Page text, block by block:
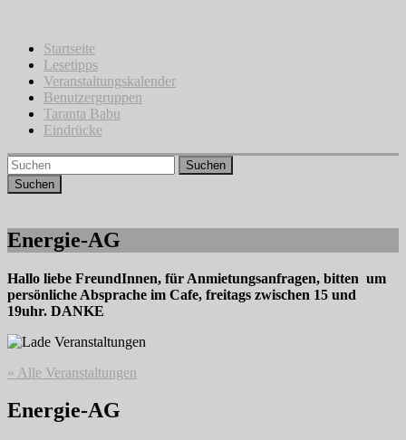
springenStartseite
Lesetipps
Veranstaltungskalender
Benutzergruppen
Taranta Babu
Eindrücke
Suchen
Energie-AG
Hallo liebe FreundInnen, für Anmietungsanfragen, bitten um
persönliche Absprache im Cafe, freitags zwischen 15 und
19uhr. DANKE
« Alle Veranstaltungen
Energie-AG